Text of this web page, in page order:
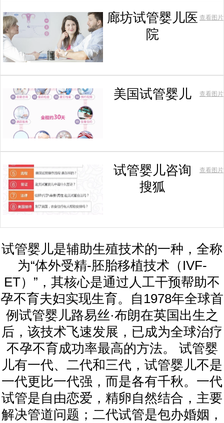
廊坊试管婴儿医
院
查看图片
美国试管婴儿 查看图片
试管婴儿咨询
搜狐
查看图片
试管婴儿是辅助生殖技术的一种，全称
为“体外受精-胚胎移植技术（IVF-
ET）”，其核心是通过人工干预帮助不
孕不育夫妇实现生育。自1978年全球首
例试管婴儿路易丝·布朗在英国出生之
后，该技术飞速发展，已成为全球治疗
不孕不育成功率最高的方法。 试管婴
儿有一代、二代和三代，试管婴儿不是
一代更比一代强，而是各有千秋。一代
试管是自由恋爱，精卵自然结合，主要
解决管道问题；二代试管是包办婚姻，